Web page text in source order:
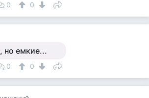
0 0
но емкие...
0 0